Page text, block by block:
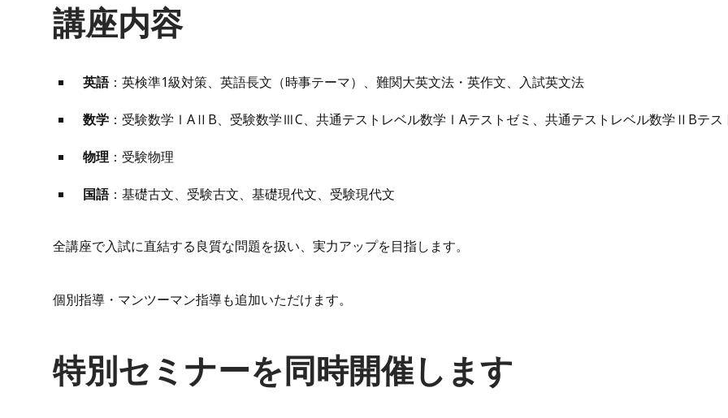
講座内容
英語：英検準1級対策、英語長文（時事テーマ）、難関大英文法・英作文、入試英文法
数学：受験数学ⅠAⅡB、受験数学ⅢC、共通テストレベル数学ⅠAテストゼミ、共通テストレベル数学ⅡBテス
物理：受験物理
国語：基礎古文、受験古文、基礎現代文、受験現代文
全講座で入試に直結する良質な問題を扱い、実力アップを目指します。
個別指導・マンツーマン指導も追加いただけます。
特別セミナーを同時開催します